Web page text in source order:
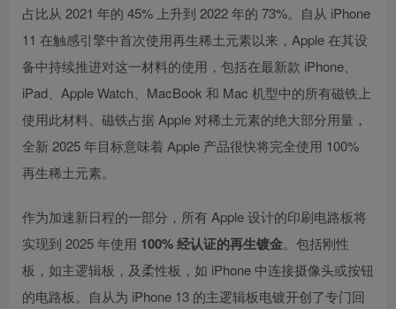
占比从 2021 年的 45% 上升到 2022 年的 73%。自从 iPhone
11 在触感引擎中首次使用再生稀土元素以来，Apple 在其设
备中持续推进对这一材料的使用，包括在最新款 iPhone、
iPad、Apple Watch、MacBook 和 Mac 机型中的所有磁铁上
使用此材料。磁铁占据 Apple 对稀土元素的绝大部分用量，
全新 2025 年目标意味着 Apple 产品很快将完全使用 100%
再生稀土元素。
作为加速新日程的一部分，所有 Apple 设计的印刷电路板将
实现到 2025 年使用 100% 经认证的再生镀金。包括刚性
板，如主逻辑板，及柔性板，如 iPhone 中连接摄像头或按钮
的电路板。自从为 iPhone 13 的主逻辑板电镀开创了专门回